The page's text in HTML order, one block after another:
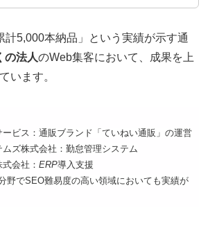
計5,000本納品」という実績が示す通
の法人のWeb集客において、成果を上
います。
ビス： 通販ブランド「ていねい通販」の運営
ムズ株式会社：勤怠管理システム
会社： ERP導入支援
野でSEO難易度の高い領域においても実績が